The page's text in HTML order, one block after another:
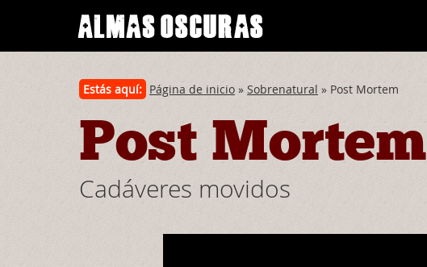
Estás aquí: Página de inicio » Sobrenatural » Post Mortem
Post Mortem
Cadáveres movidos